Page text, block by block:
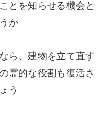
とを知らせる機会と
か
ら、建物を立て直す
霊的な役割も復活さ
う